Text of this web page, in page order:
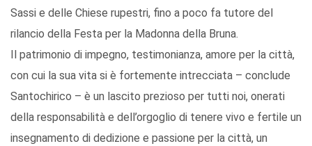
Sassi e delle Chiese rupestri, fino a poco fa tutore del
rilancio della Festa per la Madonna della Bruna.
Il patrimonio di impegno, testimonianza, amore per la città,
con cui la sua vita si è fortemente intrecciata – conclude
Santochirico – è un lascito prezioso per tutti noi, onerati
della responsabilità e dell’orgoglio di tenere vivo e fertile un
insegnamento di dedizione e passione per la città, un